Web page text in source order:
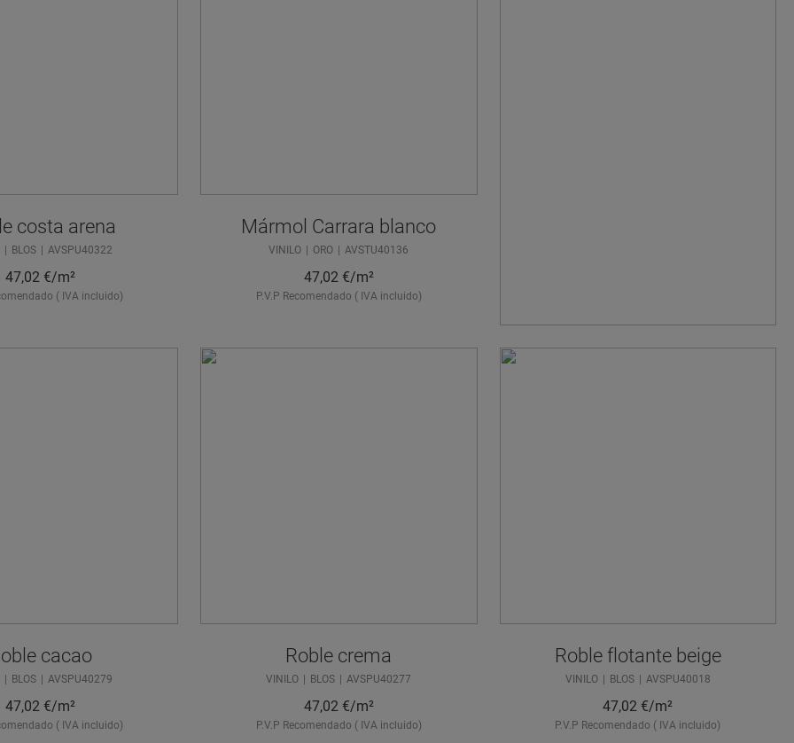
costa arena
BLOS AVSPU40322
47,02 €/m²
( IVA incluido)
Mármol Carrara blanco
VINILO ORO AVSTU40136
47,02 €/m²
P.V.P Recomendado ( IVA incluido)
cacao
BLOS AVSPU40279
47,02 €/m²
( IVA incluido)
Roble crema
VINILO BLOS AVSPU40277
47,02 €/m²
P.V.P Recomendado ( IVA incluido)
Roble flotante beige
VINILO BLOS AVSPU40018
47,02 €/m²
P.V.P Recomendado ( IVA incluido)